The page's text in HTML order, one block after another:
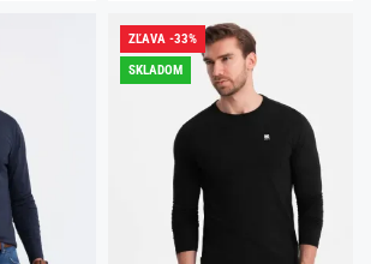
ZĽAVA -33%
SKLADOM